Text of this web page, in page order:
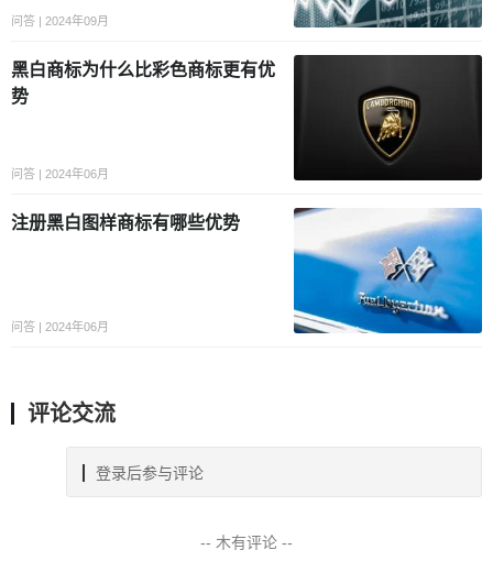
问答 | 2024年09月
黑白商标为什么比彩色商标更有优
势
问答 | 2024年06月
注册黑白图样商标有哪些优势
问答 | 2024年06月
评论交流
登录后参与评论
-- 木有评论 --